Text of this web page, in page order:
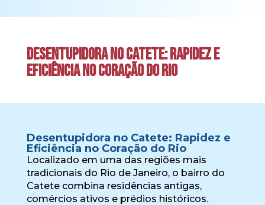
Desentupidora no Catete: Rapidez e
Eficiência no Coração do Rio
Desentupidora no Catete: Rapidez e
Eficiência no Coração do Rio
Localizado em uma das regiões mais
tradicionais do Rio de Janeiro, o bairro do
Catete combina residências antigas,
comércios ativos e prédios históricos.